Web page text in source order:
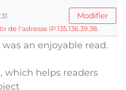
Modifier
l'adresse IP 135.136.39.38.
an enjoyable read.
which helps readers